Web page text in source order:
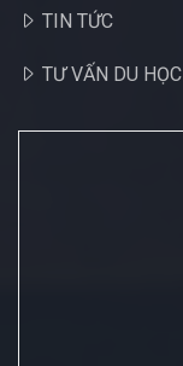
TIN TỨC
TƯ VẤN DU HỌC